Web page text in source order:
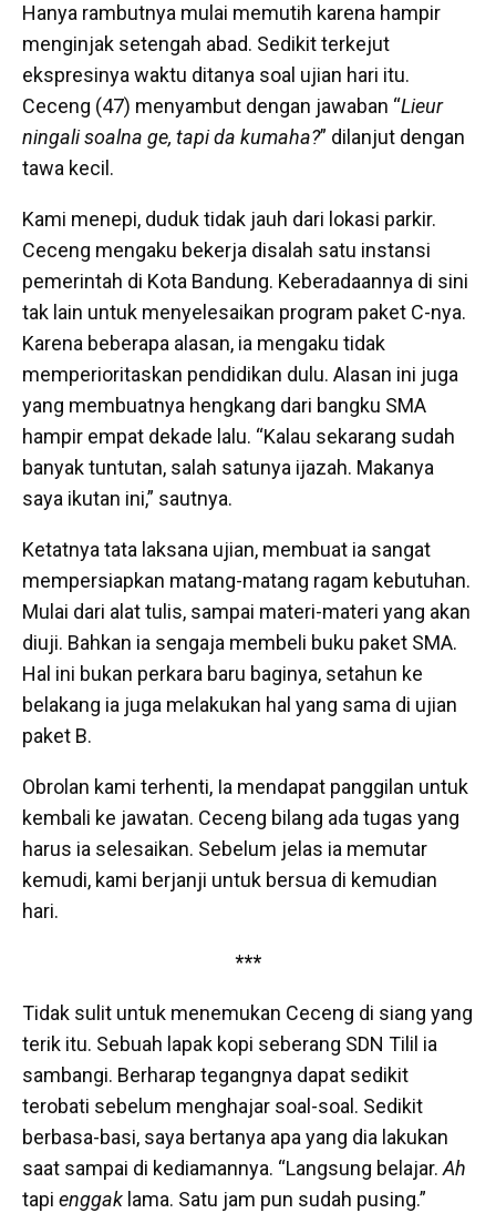
Hanya rambutnya mulai memutih karena hampir
menginjak setengah abad. Sedikit terkejut
ekspresinya waktu ditanya soal ujian hari itu.
Ceceng (47) menyambut dengan jawaban “Lieur
ningali soalna ge, tapi da kumaha?” dilanjut dengan
tawa kecil.
Kami menepi, duduk tidak jauh dari lokasi parkir.
Ceceng mengaku bekerja disalah satu instansi
pemerintah di Kota Bandung. Keberadaannya di sini
tak lain untuk menyelesaikan program paket C-nya.
Karena beberapa alasan, ia mengaku tidak
memperioritaskan pendidikan dulu. Alasan ini juga
yang membuatnya hengkang dari bangku SMA
hampir empat dekade lalu. “Kalau sekarang sudah
banyak tuntutan, salah satunya ijazah. Makanya
saya ikutan ini,” sautnya.
Ketatnya tata laksana ujian, membuat ia sangat
mempersiapkan matang-matang ragam kebutuhan.
Mulai dari alat tulis, sampai materi-materi yang akan
diuji. Bahkan ia sengaja membeli buku paket SMA.
Hal ini bukan perkara baru baginya, setahun ke
belakang ia juga melakukan hal yang sama di ujian
paket B.
Obrolan kami terhenti, Ia mendapat panggilan untuk
kembali ke jawatan. Ceceng bilang ada tugas yang
harus ia selesaikan. Sebelum jelas ia memutar
kemudi, kami berjanji untuk bersua di kemudian
hari.
***
Tidak sulit untuk menemukan Ceceng di siang yang
terik itu. Sebuah lapak kopi seberang SDN Tilil ia
sambangi. Berharap tegangnya dapat sedikit
terobati sebelum menghajar soal-soal. Sedikit
berbasa-basi, saya bertanya apa yang dia lakukan
saat sampai di kediamannya. “Langsung belajar.Ah
tapi enggak lama. Satu jam pun sudah pusing.”